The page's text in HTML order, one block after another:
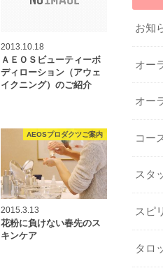
2013.10.18
ＡＥＯＳビューティーボ
ディローション（アウェ
イクニング）のご紹介
AEOSプロダクツご案内
2015.3.13
花粉に負けない春先のス
キンケア
お知
オー
オー
コー
スタ
スピ
タロ